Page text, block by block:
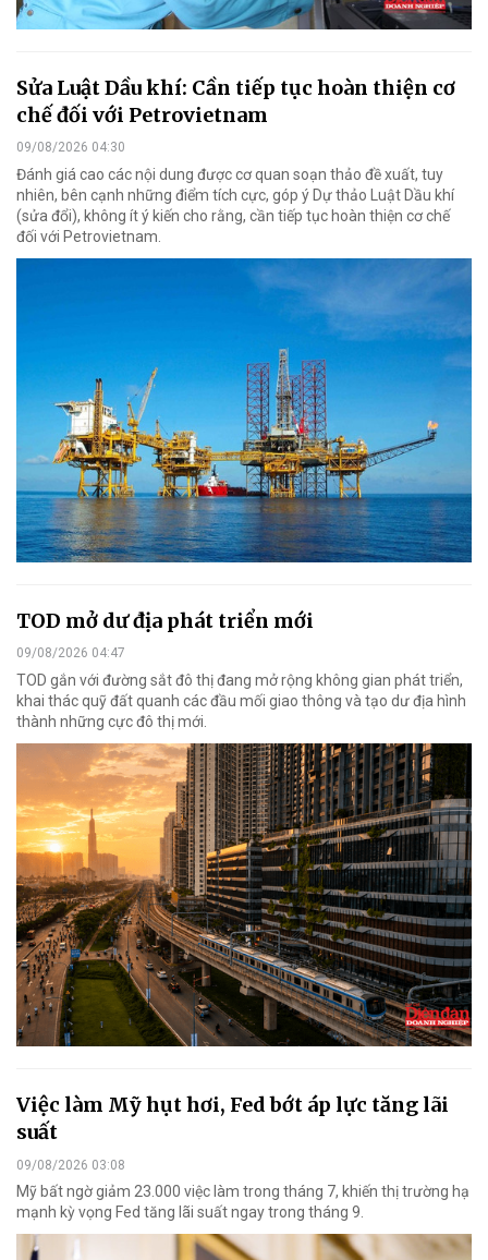
Sửa Luật Dầu khí: Cần tiếp tục hoàn thiện cơ
chế đối với Petrovietnam
09/08/2026 04:30
Đánh giá cao các nội dung được cơ quan soạn thảo đề xuất, tuy
nhiên, bên cạnh những điểm tích cực, góp ý Dự thảo Luật Dầu khí
(sửa đổi), không ít ý kiến cho rằng, cần tiếp tục hoàn thiện cơ chế
đối với Petrovietnam.
TOD mở dư địa phát triển mới
09/08/2026 04:47
TOD gắn với đường sắt đô thị đang mở rộng không gian phát triển,
khai thác quỹ đất quanh các đầu mối giao thông và tạo dư địa hình
thành những cực đô thị mới.
Việc làm Mỹ hụt hơi, Fed bớt áp lực tăng lãi
suất
09/08/2026 03:08
Mỹ bất ngờ giảm 23.000 việc làm trong tháng 7, khiến thị trường hạ
mạnh kỳ vọng Fed tăng lãi suất ngay trong tháng 9.